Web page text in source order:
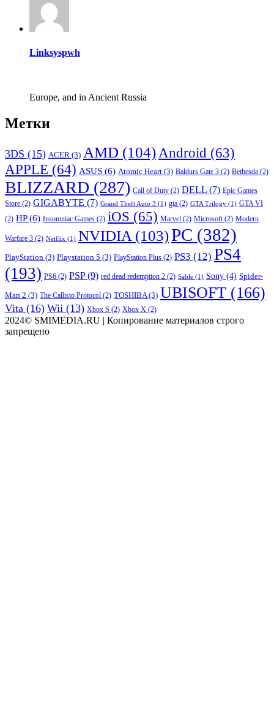
Linksyspwh
Europe, and in Ancient Russia
Метки
3DS (15) ACER (3) AMD (104)Android (63)
APPLE (64) ASUS (6) Atomic Heart (3) Baldurs Gate 3 (2) Bethesda (2)
BLIZZARD (287) Call of Duty (2) DELL (7) Epic Games
Store (2) GIGABYTE (7) Grand Theft Auto 3 (1) gta (2) GTA Trilogy (1) GTA VI
(2) HP(6) Insomniac Games (2) iOS (65) Marvel (2) Microsoft(2) Modern
Warfare 3 (2) Netflix (1) NVIDIA (103)PC (382)
PlayStation (3) Playstation 5 (3) PlayStation Plus (2) PS3 (12) PS4
(193) PS6 (2) PSP(9) red dead redemption 2 (2) Sable (1) Sony (4) Spider-
Man 2 (3) The Callisto Protocol (2) TOSHIBA(3) UBISOFT (166)
Vita (16) Wii (13) Xbox S (2) Xbox X (2)
2024© SMIMEDIA.RU | Копирование материалов строго
запрещено